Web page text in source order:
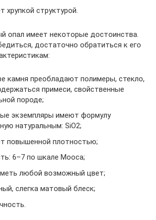
хрупкой структурой.
опал имеет некоторые достоинства.
достаточно обратиться к его
камня преобладают полимеры, стекло,
примеси, свойственные
породе;
экземпляры имеют формулу
натуральным: SiO2;
повышенной плотностью;
6–7 по шкале Мооса;
любой возможный цвет;
слегка матовый блеск;